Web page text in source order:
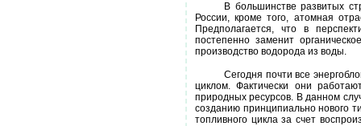
В большинстве развитых
России, кроме того, атомная
Предполагается, что в
постепенно заменит
производство водорода из воды.
Сегодня почти все
циклом. Фактически они
природных ресурсов. В данном
созданию принципиально нового
топливного цикла за счет